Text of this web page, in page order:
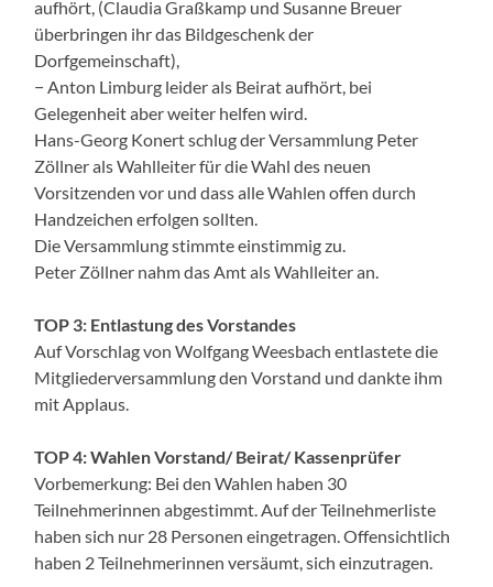
aufhört, (Claudia Graßkamp und Susanne Breuer
überbringen ihr das Bildgeschenk der
Dorfgemeinschaft),
− Anton Limburg leider als Beirat aufhört, bei
Gelegenheit aber weiter helfen wird.
Hans-Georg Konert schlug der Versammlung Peter
Zöllner als Wahlleiter für die Wahl des neuen
Vorsitzenden vor und dass alle Wahlen offen durch
Handzeichen erfolgen sollten.
Die Versammlung stimmte einstimmig zu.
Peter Zöllner nahm das Amt als Wahlleiter an.
TOP 3: Entlastung des Vorstandes
Auf Vorschlag von Wolfgang Weesbach entlastete die
Mitgliederversammlung den Vorstand und dankte ihm
mit Applaus.
TOP 4: Wahlen Vorstand/ Beirat/ Kassenprüfer
Vorbemerkung: Bei den Wahlen haben 30
Teilnehmerinnen abgestimmt. Auf der Teilnehmerliste
haben sich nur 28 Personen eingetragen. Offensichtlich
haben 2 Teilnehmerinnen versäumt, sich einzutragen.